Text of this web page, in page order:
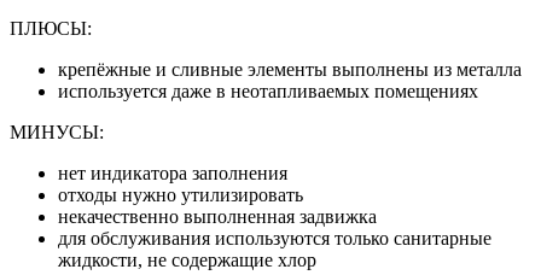
ПЛЮСЫ:
крепёжные и сливные элементы выполнены из металла
используется даже в неотапливаемых помещениях
МИНУСЫ:
нет индикатора заполнения
отходы нужно утилизировать
некачественно выполненная задвижка
для обслуживания используются только санитарные
жидкости, не содержащие хлор